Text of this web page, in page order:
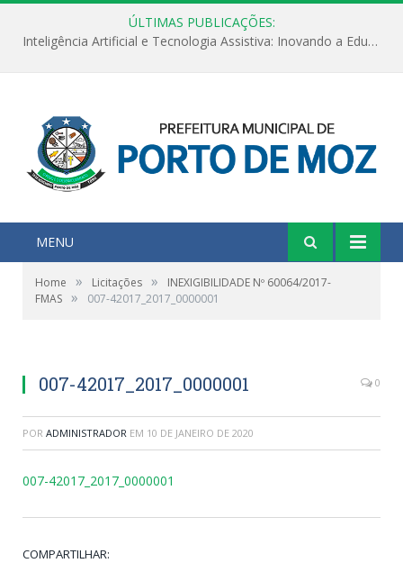
ÚLTIMAS PUBLICAÇÕES:
Inteligência Artificial e Tecnologia Assistiva: Inovando a Educação Especial e Inclusiva
MENU
Home » Licitações »
INEXIGIBILIDADE Nº 60064/2017-
FMAS » 007-42017_2017_0000001
007-42017_2017_0000001 0
POR ADMINISTRADOR EM 10 DE JANEIRO DE 2020
007-42017_2017_0000001
COMPARTILHAR: